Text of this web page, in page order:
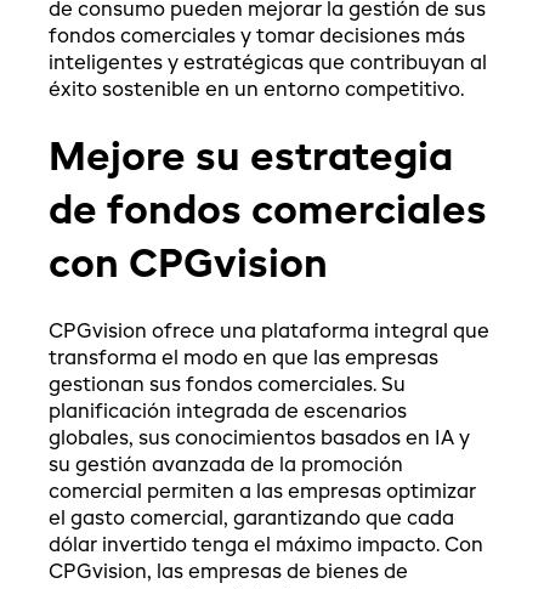
de consumo pueden mejorar la gestión de sus
fondos comerciales y tomar decisiones más
inteligentes y estratégicas que contribuyan al
éxito sostenible en un entorno competitivo.
Mejore su estrategia
de fondos comerciales
con CPGvision
CPGvision ofrece una plataforma integral que
transforma el modo en que las empresas
gestionan sus fondos comerciales. Su
planificación integrada de escenarios
globales, sus conocimientos basados en IA y
su gestión avanzada de la promoción
comercial permiten a las empresas optimizar
el gasto comercial, garantizando que cada
dólar invertido tenga el máximo impacto. Con
CPGvision, las empresas de bienes de